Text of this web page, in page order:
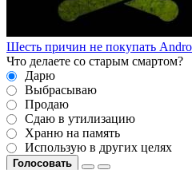
Шесть причин не покупать
Что делаете со старым смартом?
Дарю
Выбрасываю
Продаю
Сдаю в утилизацию
Храню на память
Использую в других целях
Голосовать